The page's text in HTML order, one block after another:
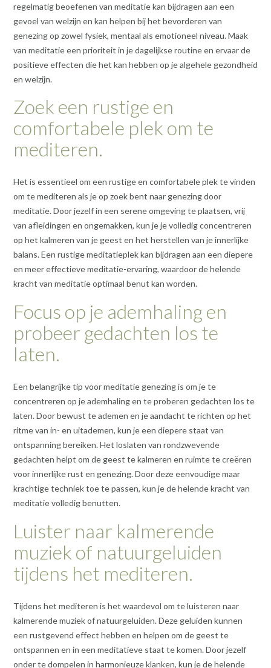
regelmatig beoefenen van meditatie kan bijdragen aan een
gevoel van welzijn en kan helpen bij het bevorderen van
genezing op zowel fysiek, mentaal als emotioneel niveau. Maak
van meditatie een prioriteit in je dagelijkse routine en ervaar de
positieve effecten die het kan hebben op je algehele gezondheid
en welzijn.
Zoek een rustige en
comfortabele plek om te
mediteren.
Het is essentieel om een rustige en comfortabele plek te vinden
om te mediteren als je op zoek bent naar genezing door
meditatie. Door jezelf in een serene omgeving te plaatsen, vrij
van afleidingen en ongemakken, kun je je volledig concentreren
op het kalmeren van je geest en het herstellen van je innerlijke
balans. Een rustige meditatieplek kan bijdragen aan een diepere
en meer effectieve meditatie-ervaring, waardoor de helende
kracht van meditatie optimaal benut kan worden.
Focus op je ademhaling en
probeer gedachten los te
laten.
Een belangrijke tip voor meditatie genezing is om je te
concentreren op je ademhaling en te proberen gedachten los te
laten. Door bewust te ademen en je aandacht te richten op het
ritme van in- en uitademen, kun je een diepere staat van
ontspanning bereiken. Het loslaten van rondzwevende
gedachten helpt om de geest te kalmeren en ruimte te creëren
voor innerlijke rust en genezing. Door deze eenvoudige maar
krachtige techniek toe te passen, kun je de helende kracht van
meditatie volledig benutten.
Luister naar kalmerende
muziek of natuurgeluiden
tijdens het mediteren.
Tijdens het mediteren is het waardevol om te luisteren naar
kalmerende muziek of natuurgeluiden. Deze geluiden kunnen
een rustgevend effect hebben en helpen om de geest te
ontspannen en in een meditatieve staat te komen. Door jezelf
onder te dompelen in harmonieuze klanken, kun je de helende